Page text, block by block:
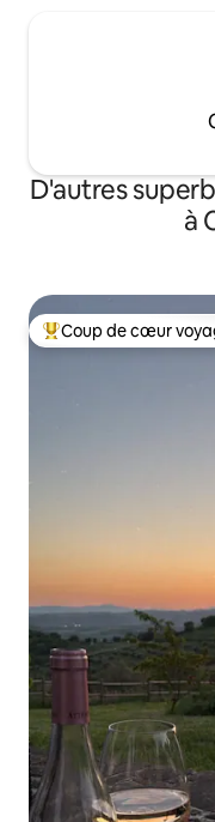
D'autres
à
Coup de cœur
Coup de cœur